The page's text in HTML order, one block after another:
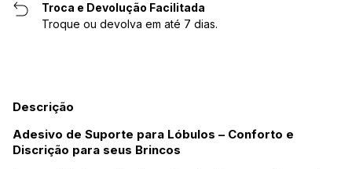
Troca e Devolução Facilitada
Troque ou devolva em até 7 dias.
Descrição
Adesivo de Suporte para Lóbulos – Conforto e
Discrição para seus Brincos